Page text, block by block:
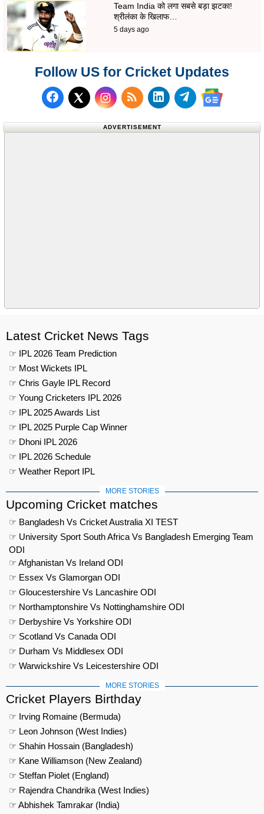
Team India को लगा सबसे बड़ा झटका!
श्रीलंका के खिलाफ…
5 days ago
Follow US for Cricket Updates
Follow us on Facebook
Follow us on X (Twitter)
Subscribe to our RSS
Follow us on
Follow us on
Follow us
ADVERTISEMENT
Latest Cricket News Tags
☞ IPL 2026 Team Prediction
☞ Most Wickets IPL
☞ Chris Gayle IPL Record
☞ Young Cricketers IPL 2026
☞ IPL 2025 Awards List
☞ IPL 2025 Purple Cap Winner
☞ Dhoni IPL 2026
☞ IPL 2026 Schedule
☞ Weather Report IPL
MORE STORIES
Upcoming Cricket matches
☞ Bangladesh Vs Cricket Australia XI TEST
☞ University Sport South Africa Vs Bangladesh Emerging Team
ODI
☞ Afghanistan Vs Ireland ODI
☞ Essex Vs Glamorgan ODI
☞ Gloucestershire Vs Lancashire ODI
☞ Northamptonshire Vs Nottinghamshire ODI
☞ Derbyshire Vs Yorkshire ODI
☞ Scotland Vs Canada ODI
☞ Durham Vs Middlesex ODI
☞ Warwickshire Vs Leicestershire ODI
MORE STORIES
Cricket Players Birthday
☞ Irving Romaine (Bermuda)
☞ Leon Johnson (West Indies)
☞ Shahin Hossain (Bangladesh)
☞ Kane Williamson (New Zealand)
☞ Steffan Piolet (England)
☞ Rajendra Chandrika (West Indies)
☞ Abhishek Tamrakar (India)